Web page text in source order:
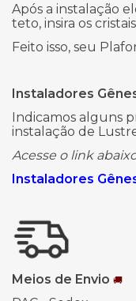
Após a instalação
teto, insira os
Feito isso, seu
Instaladores
Indicamos alguns
instalação de
Acesse o link
Instaladores
Meios de Envio 🚚